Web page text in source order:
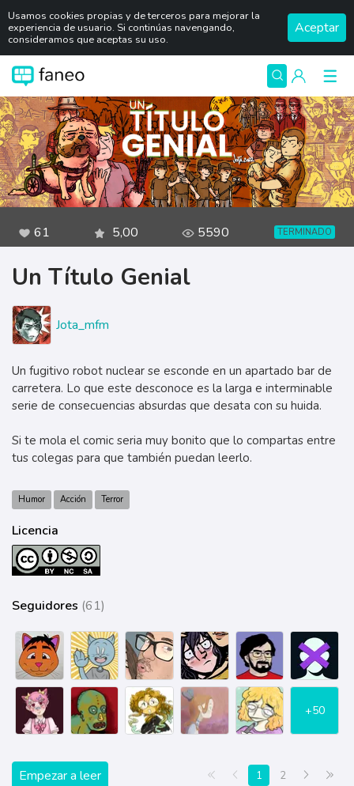
Usamos cookies propias y de terceros para mejorar la
experiencia de usuario. Si continúas navengando,
consideramos que aceptas su uso.
Aceptar
61 5,00 5590 TERMINADO
Un Título Genial
Jota_mfm
Un fugitivo robot nuclear se esconde en un apartado bar de
carretera. Lo que este desconoce es la larga e interminable
serie de consecuencias absurdas que desata con su huida.
Si te mola el comic seria muy bonito que lo compartas entre
tus colegas para que también puedan leerlo.
Humor Acción Terror
Licencia
Seguidores (61)
+50
Empezar a leer Primera página
Anterior
1 2 Siguiente